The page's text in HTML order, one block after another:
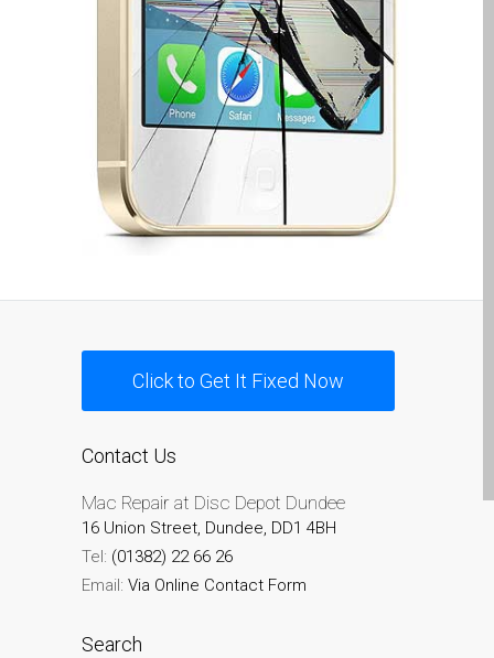
Ordenadores Apple Mac
reacondicionados en
Dundee
Reparación de Apple iPod
en Dundee
Reparación de Apple Mac
OS X y macOS en Dundee
Reparación de Apple Mac
agrietadas de Apple
MacBook en Dundee:
modelos Pro, Air y Neo
Testimonial cliente
Repair con su Apple?
Click to Get It Fixed Now
Contact Us
Mac Repair at Disc Depot Dundee
16 Union Street, Dundee, DD1 4BH
Tel: (01382) 22 66 26
Email: Via Online Contact Form
Search